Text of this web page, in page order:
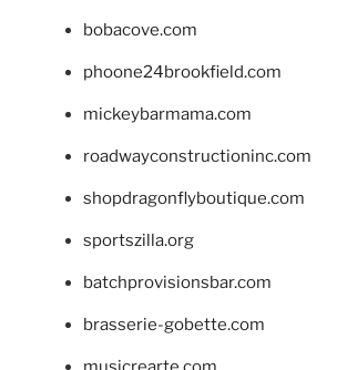
bobacove.com
phoone24brookfield.com
mickeybarmama.com
roadwayconstructioninc.com
shopdragonflyboutique.com
sportszilla.org
batchprovisionsbar.com
brasserie-gobette.com